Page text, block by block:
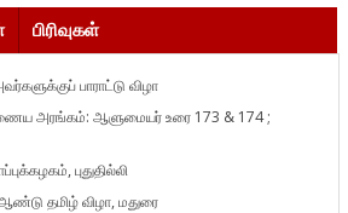
பிரிவுகள்
பாராட்டு விழா
அரங்கம்: ஆளுமையர் உரை 173 & 174 ;
புதுதில்லி
தமிழ் விழா, மதுரை